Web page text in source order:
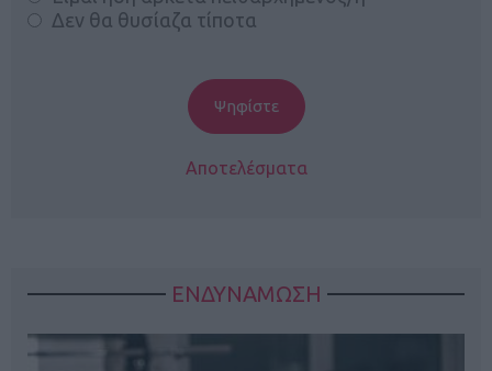
Δεν θα θυσίαζα τίποτα
Αποτελέσματα
ΕΝΔΥΝΑΜΩΣΗ